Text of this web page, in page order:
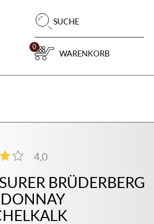
SUCHE
0
WARENKORB
BRÜDERBERG
4,0